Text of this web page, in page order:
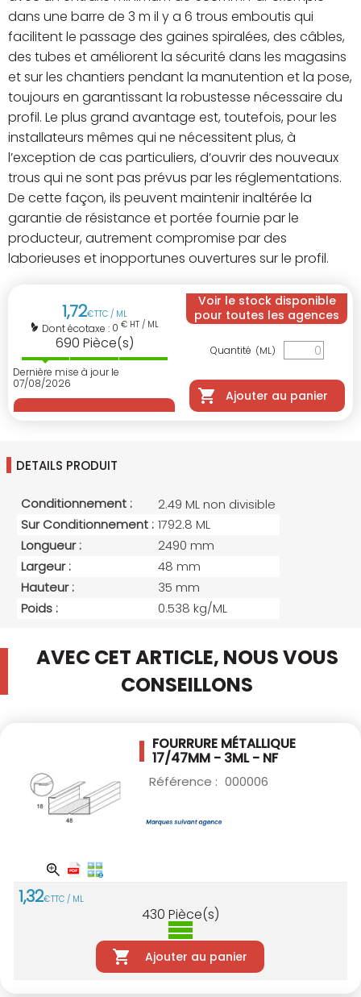
dans une barre de 3 m il y a 6 trous emboutis qui
facilitent le passage des gaines spiralées, des câbles,
des tubes et améliorent la sécurité dans les magasins
et sur les chantiers pendant la manutention et la pose,
toujours en garantissant la robustesse nécessaire du
profil. Le plus grand avantage est, toutefois, pour les
installateurs mêmes qui ne nécessitent plus, à
l’exception de cas particuliers, d’ouvrir des nouveaux
trous qui ne sont pas prévus par les réglementations.
De cette façon, ils peuvent maintenir inaltérée la
garantie de résistance et portée fournie par le
producteur, autrement compromise par des
laborieuses et inopportunes ouvertures sur le profil.
1,72€TTC / ML
Dont écotaxe : 0 € HT / ML
690 Pièce(s)
Dernière mise à jour le
07/08/2026
Voir le stock disponible
pour toutes les agences
Quantité (ML)
Ajouter au panier
DETAILS PRODUIT
Conditionnement :
2.49 ML non divisible
Sur Conditionnement : 1792.8 ML
Longueur :
2490 mm
Largeur :
48 mm
Hauteur :
35 mm
Poids :
0.538 kg/ML
AVEC CET ARTICLE, NOUS VOUS
CONSEILLONS
FOURRURE MÉTALLIQUE
17/47MM - 3ML - NF
Référence : 000006
1,32€TTC / ML
430 Pièce(s)
Ajouter au panier